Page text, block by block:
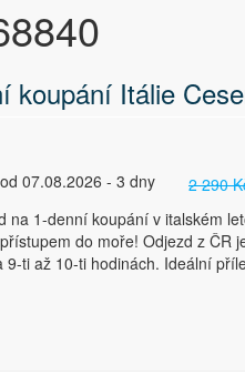
koupání Itálie
od 07.08.2026 - 3 dny 2 290
na 1-denní koupání v italském
do moře! Odjezd z
9-ti až 10-ti hodinách. Ideální